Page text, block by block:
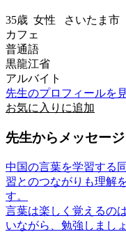
35歳 女性 さいたま市
カフェ
普通語
黒龍江省
アルバイト
先生のプロフィールを
お気に入りに追加
先生からメッセージ
中国の言葉を学習する
習とのつながりも理解
す。
言葉は楽しく覚えるの
いながら、勉強しまし